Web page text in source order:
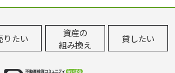
りたい
資産の
組み換え
貸したい